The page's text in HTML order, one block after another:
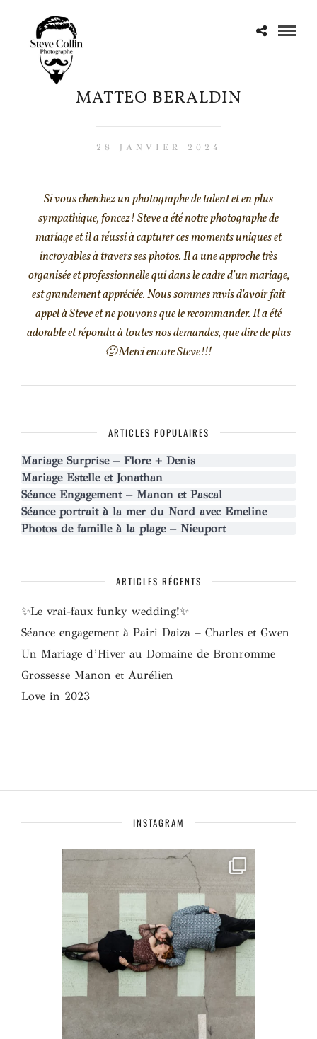
MATTEO BERALDIN
28 JANVIER 2024
Si vous cherchez un photographe de talent et en plus
sympathique, foncez! Steve a été notre photographe de
mariage et il a réussi à capturer ces moments uniques et
incroyables à travers ses photos. Il a une approche très
organisée et professionnelle qui dans le cadre d’un mariage,
est grandement appréciée. Nous sommes ravis d’avoir fait
appel à Steve et ne pouvons que le recommander. Il a été
adorable et répondu à toutes nos demandes, que dire de plus
🙂 Merci encore Steve!!!
ARTICLES POPULAIRES
Mariage Surprise – Flore + Denis
Mariage Estelle et Jonathan
Séance Engagement – Manon et Pascal
Séance portrait à la mer du Nord avec Emeline
Photos de famille à la plage – Nieuport
ARTICLES RÉCENTS
✨Le vrai-faux funky wedding!✨
Séance engagement à Pairi Daiza – Charles et Gwen
Un Mariage d’Hiver au Domaine de Bronromme
Grossesse Manon et Aurélien
Love in 2023
INSTAGRAM